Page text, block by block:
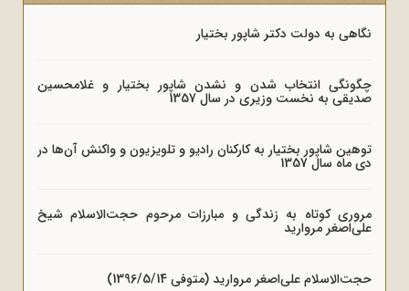
نگاهی به دولت دکتر شاپور بختیار
چگونگی انتخاب شدن و نشدن شاپور بختیار و غلامحسین
صدیقی به نخست وزیری در سال 1357
توهین شاپور بختیار به کارکنان رادیو و تلویزیون و واکنش آن‌ها در
دی ماه سال 1357
مروری کوتاه به زندگی و مبارزات مرحوم حجت‌الاسلام شیخ
علی‌اصغر مروارید
حجت‌الاسلام علی‌اصغر مروارید (متوفی 1396/5/14)